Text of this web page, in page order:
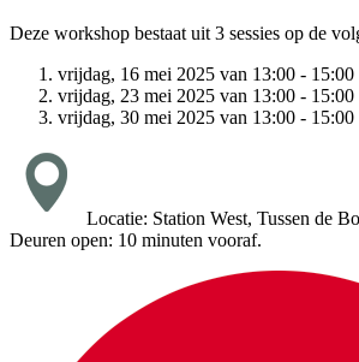
Deze workshop bestaat uit 3 sessies op de
vrijdag, 16 mei 2025 van 13:00 - 15:00
vrijdag, 23 mei 2025 van 13:00 - 15:00
vrijdag, 30 mei 2025 van 13:00 - 15:00
Locatie: Station West, Tussen de
Deuren open: 10 minuten vooraf.